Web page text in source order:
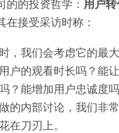
的的投资哲学： 用户转
在接受采访时称：
，我们会考虑它的最
户的观看时长吗？能
？能增加用户忠诚度
的内部讨论，我们非
在刀刃上。